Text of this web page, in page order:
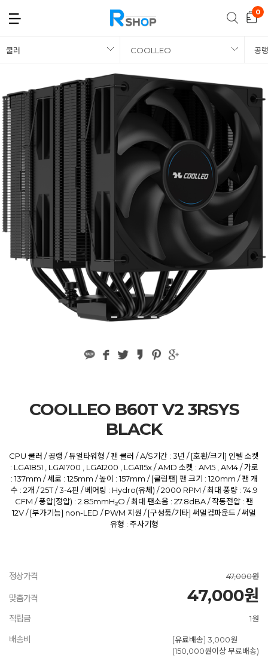
쿨러 COOLLEO 공
COOLLEO B60T V2 3RSYS
BLACK
CPU 쿨러 / 공랭 / 듀얼타워형 / 팬 쿨러 / A/S기간 : 3년 / [호환/크기] 인텔 소켓
: LGA1851 , LGA1700 , LGA1200 , LGA115x / AMD 소켓 : AM5 , AM4 / 가로
: 137mm / 세로 : 125mm / 높이 : 157mm / [쿨링팬] 팬 크기 : 120mm / 팬 개
수 : 2개 / 25T / 3-4핀 / 베어링 : Hydro(유체) / 2000 RPM / 최대 풍량 : 74.9
CFM / 풍압(정압) : 2.85mmH₂O / 최대 팬소음 : 27.8dBA / 작동전압 : 팬
12V / [부가기능] non-LED / PWM 지원 / [구성품/기타] 써멀컴파운드 / 써멀
유형 : 주사기형
정상가격 47,000원
맞춤가격 47,000원
적립금 1원
배송비
[유료배송] 3,000원
(150,000원이상 무료배송)